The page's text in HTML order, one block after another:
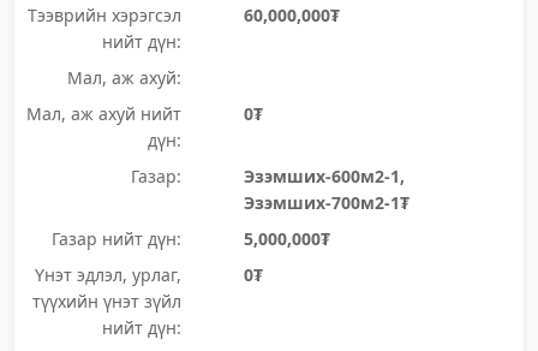
Тээврийн хэрэгсэл
нийт дүн:
60,000,000₮
Мал, аж ахуй:
Мал, аж ахуй нийт
дүн:
0₮
Газар:
Эзэмших-600м2-1,
Эзэмших-700м2-1₮
Газар нийт дүн:
5,000,000₮
Үнэт эдлэл, урлаг,
түүхийн үнэт зүйл
нийт дүн:
0₮